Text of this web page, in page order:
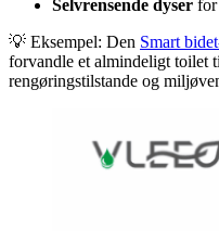
Selvrensende dyser for
💡 Eksempel: Den Smart
forvandle et almindeligt toilet
rengøringstilstande og